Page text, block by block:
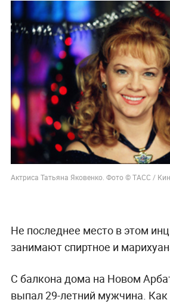
Актриса Татьяна Яковенко. Фото © ТАСС /
Не последнее место в этом
занимают спиртное и
С балкона дома на Новом
выпал 29-летний мужчина.